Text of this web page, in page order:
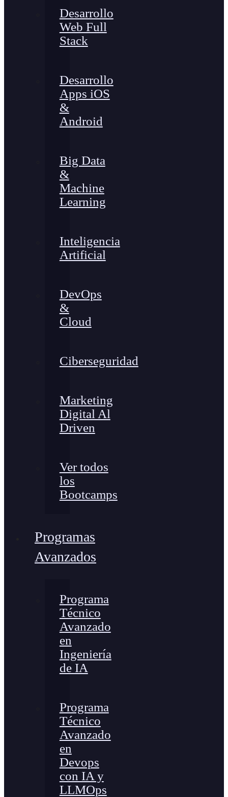
Desarrollo
Web Full
Stack
Desarrollo
Apps iOS
&
Android
Big Data
&
Machine
Learning
Inteligencia
Artificial
DevOps
&
Cloud
Ciberseguridad
Marketing
Digital Al
Driven
Ver todos
los
Bootcamps
Programas
Avanzados
Programa
Técnico
Avanzado
en
Ingeniería
de IA
Programa
Técnico
Avanzado
en
Devops
con IA y
LLMOps